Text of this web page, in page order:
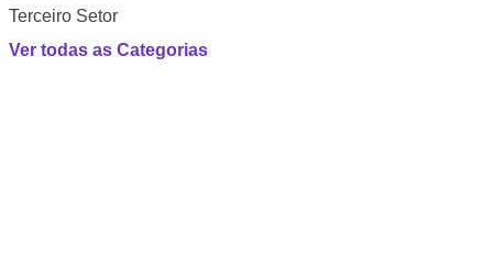
Terceiro Setor
Ver todas as Categorias